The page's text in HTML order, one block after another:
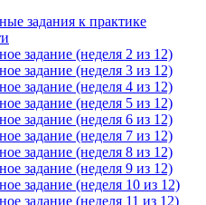
задания к практике
задание (неделя 2 из 12)
задание (неделя 3 из 12)
задание (неделя 4 из 12)
задание (неделя 5 из 12)
задание (неделя 6 из 12)
задание (неделя 7 из 12)
задание (неделя 8 из 12)
задание (неделя 9 из 12)
задание (неделя 10 из 12)
задание (неделя 11 из 12)